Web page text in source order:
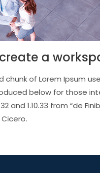
a
chunk of Lorem Ipsum
below for those
and 1.10.33 from “de